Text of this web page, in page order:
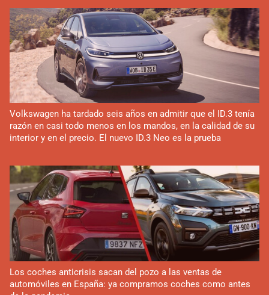
Volkswagen ha tardado seis años en admitir que el ID.3 tenía
razón en casi todo menos en los mandos, en la calidad de su
interior y en el precio. El nuevo ID.3 Neo es la prueba
Los coches anticrisis sacan del pozo a las ventas de
automóviles en España: ya compramos coches como antes